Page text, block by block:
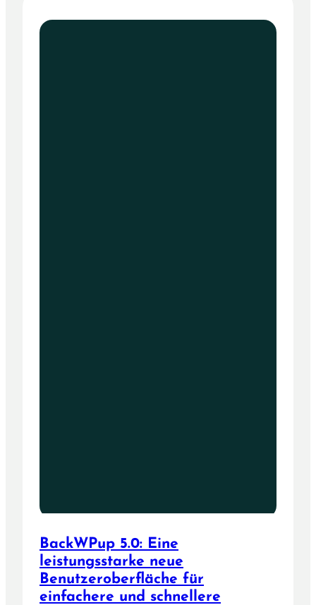
BackWPup 5.0: Eine
leistungsstarke neue
Benutzeroberfläche für
einfachere und schnellere